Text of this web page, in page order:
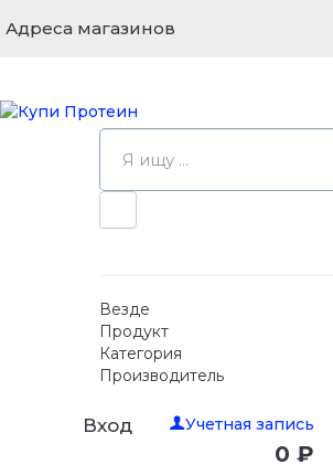
Адреса магазинов
Везде
Продукт
Категория
Производитель
Вход Учетная запись
0 ₽